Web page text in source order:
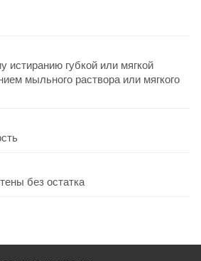
истиранию губкой или мягкой
мыльного раствора или мягкого
без остатка